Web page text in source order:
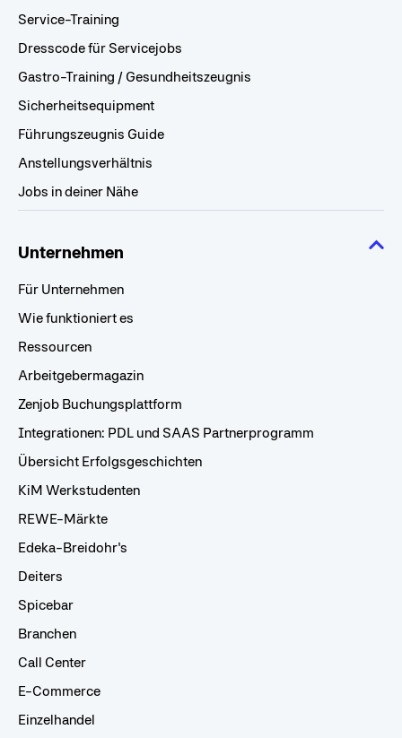
Service-Training
Dresscode für Servicejobs
Gastro-Training / Gesundheitszeugnis
Sicherheitsequipment
Führungszeugnis Guide
Anstellungsverhältnis
Jobs in deiner Nähe
Unternehmen
Für Unternehmen
Wie funktioniert es
Ressourcen
Arbeitgebermagazin
Zenjob Buchungsplattform
Integrationen: PDL und SAAS Partnerprogramm
Übersicht Erfolgsgeschichten
KiM Werkstudenten
REWE-Märkte
Edeka-Breidohr's
Deiters
Spicebar
Branchen
Call Center
E-Commerce
Einzelhandel